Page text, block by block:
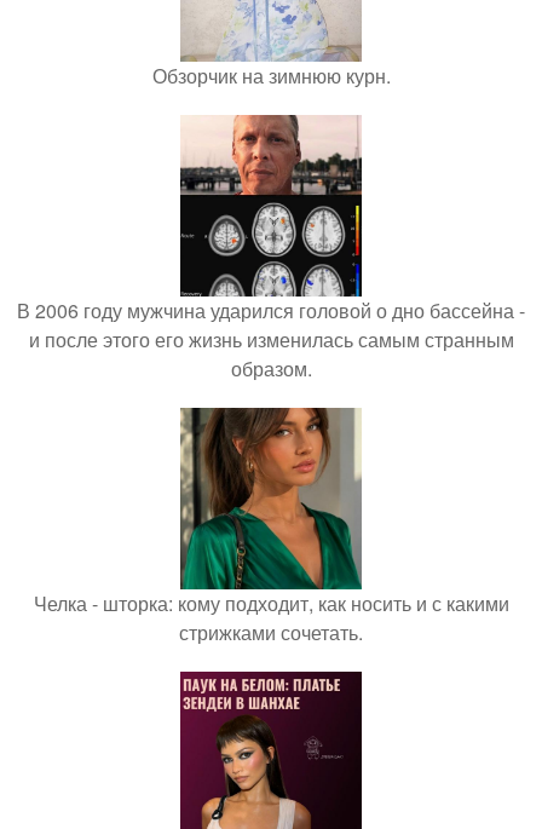
Обзорчик на зимнюю курн.
В 2006 году мужчина ударился головой о дно бассейна -
и после этого его жизнь изменилась самым странным
образом.
Челка - шторка: кому подходит, как носить и с какими
стрижками сочетать.